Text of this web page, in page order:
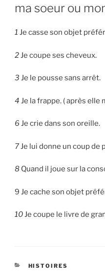
ma soeur ou
1 Je casse son objet
2Je coupe ses cheveux.
3 Je le pousse sans arrêt.
4 Je la frappe. ( après elle
6 Je crie dans son oreille.
7Je lui donne un coup de
8 Quand il joue sur la
9 Je cache son objet
10Je coupe le livre de
CATÉGORIES
HISTOIRES